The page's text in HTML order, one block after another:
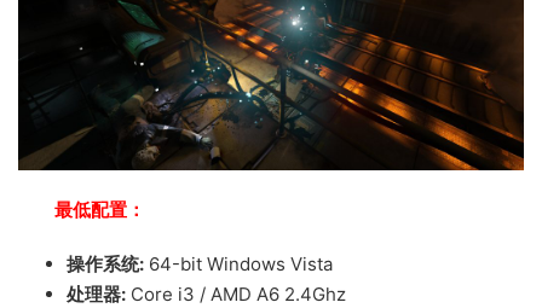
最低配置：
操作系统: 64-bit Windows Vista
处理器: Core i3 / AMD A6 2.4Ghz